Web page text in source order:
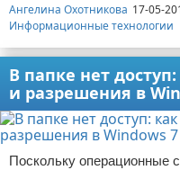
Ангелина Охотникова 17-05-
Информационные технологии
В папке нет
и разрешения в
Поскольку операционные